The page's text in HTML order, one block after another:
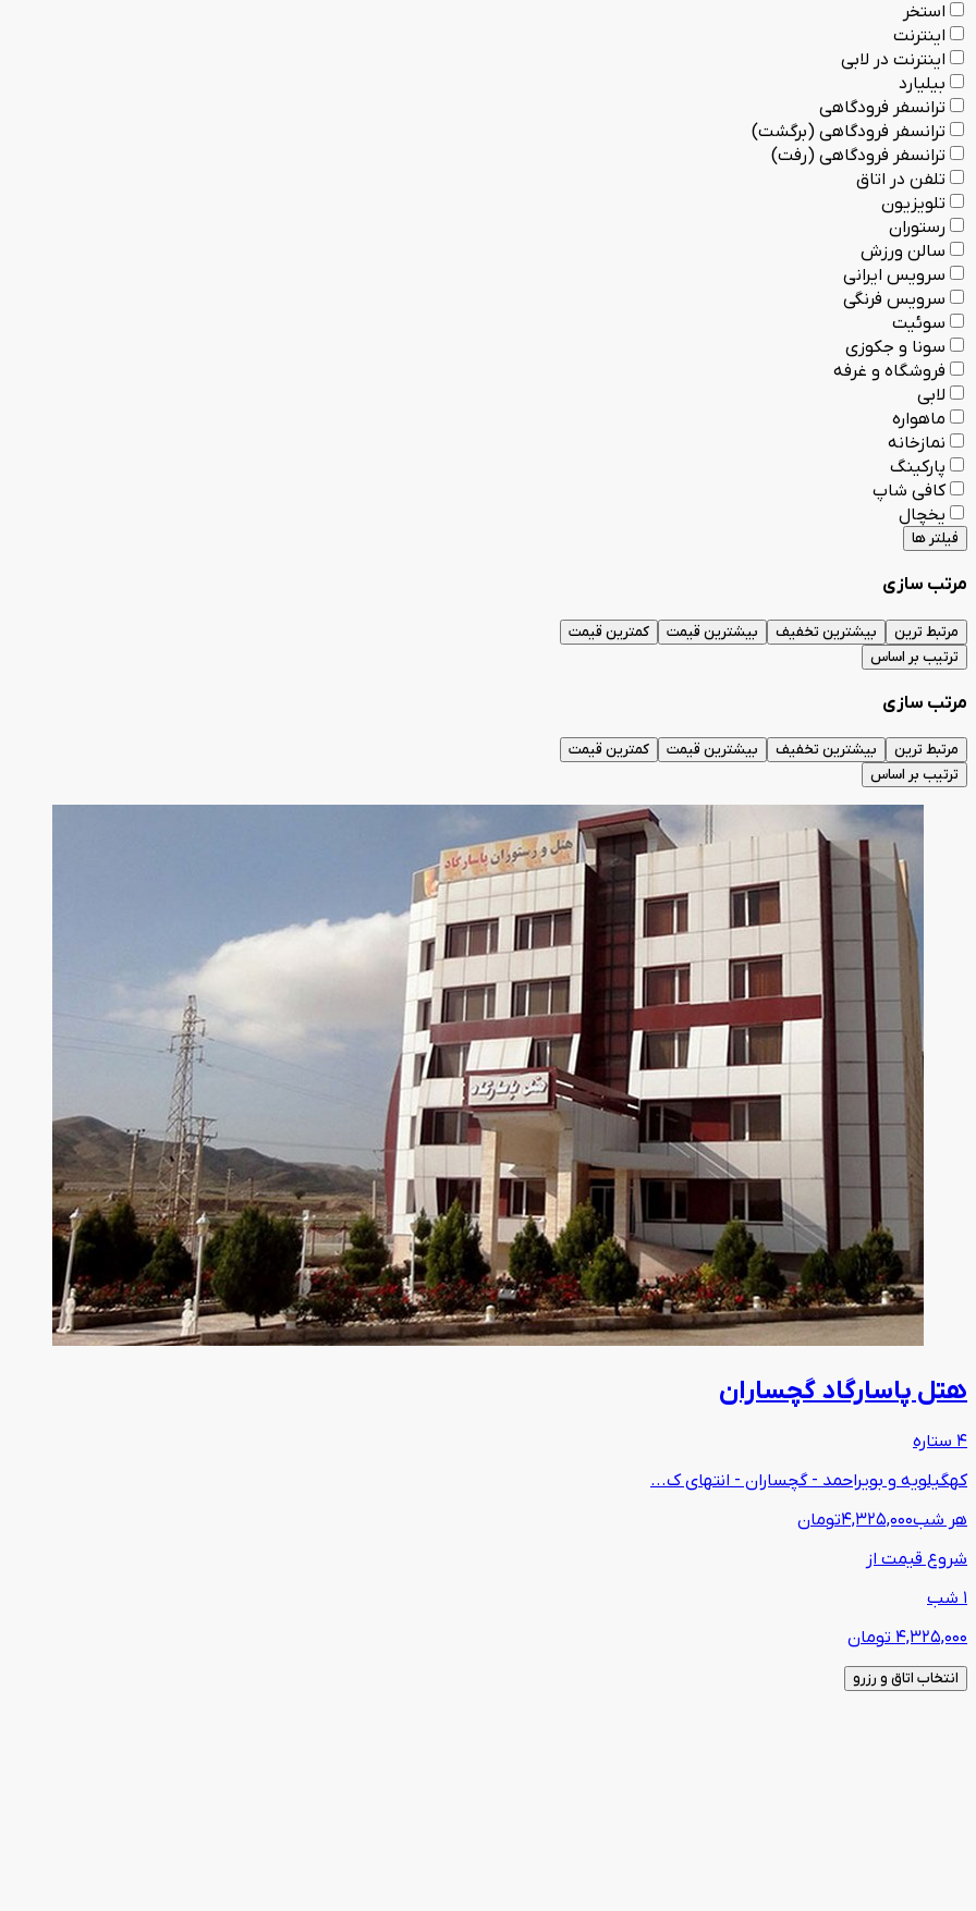
استخر
اینترنت
اینترنت در لابی
بیلیارد
ترانسفر فرودگاهی
ترانسفر فرودگاهی (برگشت)
ترانسفر فرودگاهی (رفت)
تلفن در اتاق
تلویزیون
رستوران
سالن ورزش
سرویس ایرانی
سرویس فرنگی
سوئیت
سونا و جکوزی
فروشگاه و غرفه
لابی
ماهواره
نمازخانه
پارکینگ
کافی شاپ
یخچال
فیلتر ها
مرتب سازی
مرتبط ترین بیشترین تخفیف بیشترین قیمت
کمترین قیمت
ترتیب بر اساس
مرتب سازی
مرتبط ترین بیشترین تخفیف بیشترین قیمت
کمترین قیمت
ترتیب بر اساس
هتل پاسارگاد گچساران
4 ستاره
کهگیلویه و بویراحمد - گچساران - انتهای ک...
هر شب4,325,000تومان
شروع قیمت از
1 شب
4,325,000 تومان
انتخاب اتاق و رزرو